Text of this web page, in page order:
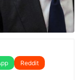
Reddit